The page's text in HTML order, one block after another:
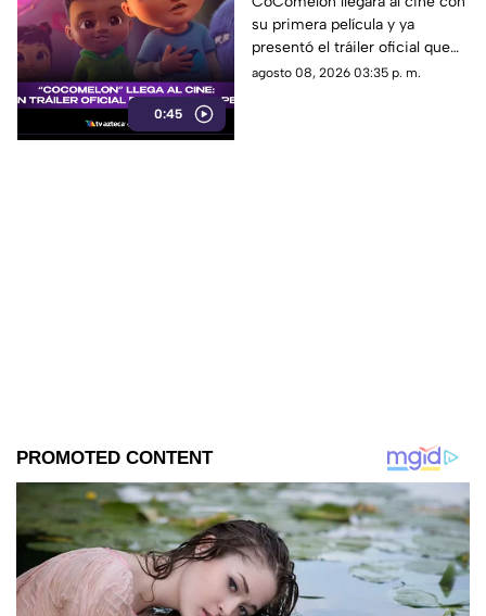
0:45
pequeños fans
su primera película y ya
presentó el tráiler oficial que
sorprendió a sus seguidores.
agosto 08, 2026 03:35 p. m.